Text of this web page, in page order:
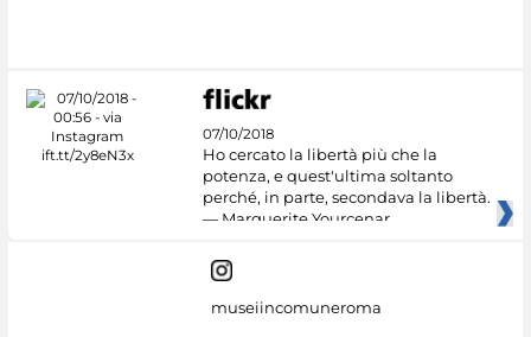
07/10/2018
Ho cercato la libertà più che la
potenza, e quest'ultima soltanto
perché, in parte, secondava la libertà.
— Marguerite Yourcenar
museiincomuneroma